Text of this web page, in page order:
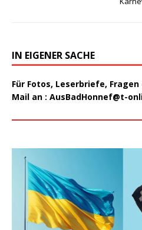
IN EIGENER SACHE
Für Fotos, Leserbriefe,
Mail an : AusBadHonnef@t-